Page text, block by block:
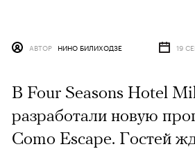
АВТОР НИНО БИЛИХОДЗЕ 19
В Four Seasons Hotel
разработали новую
Como Escape. Гостей